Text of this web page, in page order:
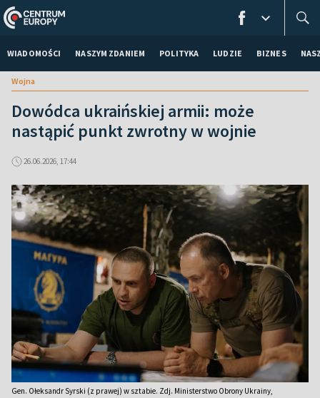
WIADOMOŚCI NASZYM ZDANIEM POLITYKA LUDZIE BIZNES
Wojna
Dowódca ukraińskiej armii: może
nastąpić punkt zwrotny w wojnie
26.06.2026, 17:44
Gen. Ołeksandr Syrski (z prawej) w sztabie. Zdj. Ministerstwo Obrony Ukrainy,